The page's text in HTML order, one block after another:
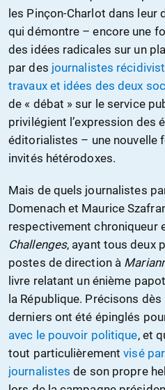
les Pinçon-Charlot dans leur
qui démontre – encore une
des idées radicales sur un
par des journalistes
travaux et idées des deux
de « débat » sur le service
privilégient l’expression des
éditorialistes – une nouvelle
invités hétérodoxes.
Mais de quels journalistes
Domenach et Maurice
respectivement chroniqueur
Challenges, ayant tous deux
postes de direction à
livre relatant un énième
la République. Précisons
derniers ont été épinglés
avec le pouvoir politique, et
tout particulièrementvisé
journalistes de son propre